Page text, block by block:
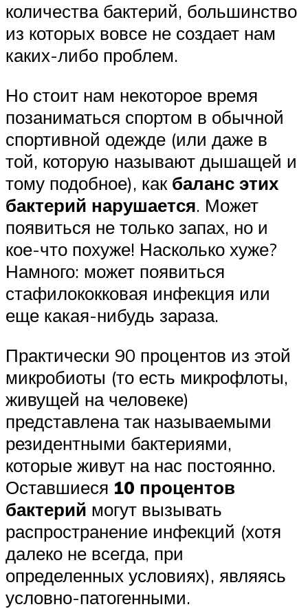
количества бактерий, большинство
из которых вовсе не создает нам
каких-либо проблем.
Но стоит нам некоторое время
позаниматься спортом в обычной
спортивной одежде (или даже в
той, которую называют дышащей и
тому подобное), как баланс этих
бактерий нарушается. Может
появиться не только запах, но и
кое-что похуже! Насколько хуже?
Намного: может появиться
стафилококковая инфекция или
еще какая-нибудь зараза.
Практически 90 процентов из этой
микробиоты (то есть микрофлоты,
живущей на человеке)
представлена так называемыми
резидентными бактериями,
которые живут на нас постоянно.
Оставшиеся 10 процентов
бактерий могут вызывать
распространение инфекций (хотя
далеко не всегда, при
определенных условиях), являясь
условно-патогенными.